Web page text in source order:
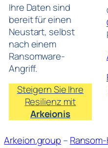
Ihre Daten sind
bereit für einen
Neustart, selbst
nach einem
Ransomware-
Angriff.
Steigern Sie Ihre
Resilienz mit
Arkeionis
Arkeion.group –